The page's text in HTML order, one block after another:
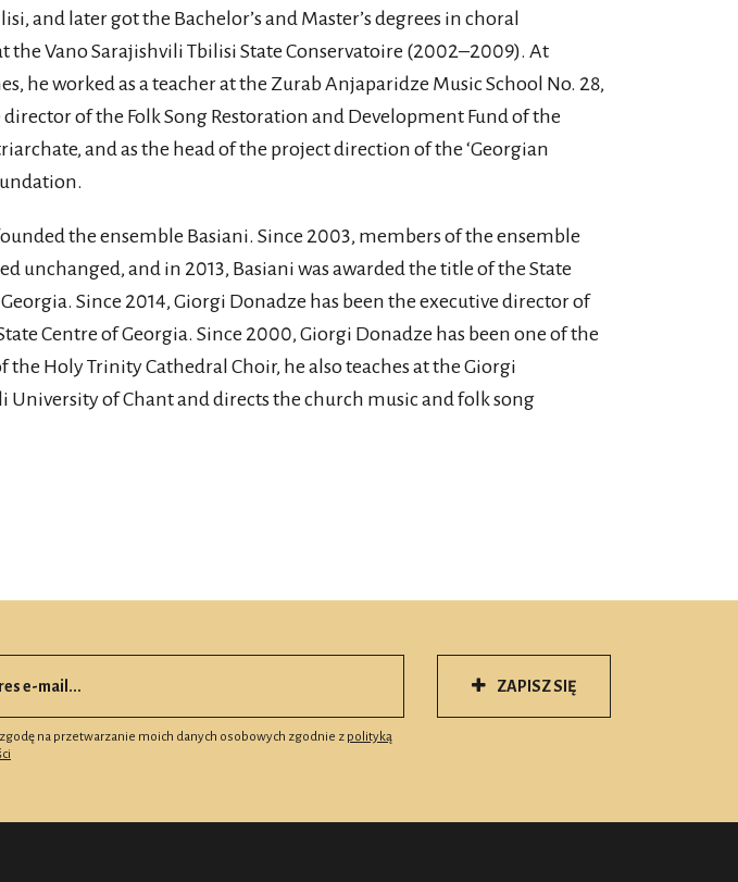
and later got the Bachelor’s and Master’s degrees in choral
the Vano Sarajishvili Tbilisi State Conservatoire (2002–2009). At
he worked as a teacher at the Zurab Anjaparidze Music School No. 28,
director of the Folk Song Restoration and Development Fund of the
and as the head of the project direction of the ‘Georgian
the ensemble Basiani. Since 2003, members of the ensemble
unchanged, and in 2013, Basiani was awarded the title of the State
Since 2014, Giorgi Donadze has been the executive director of
Centre of Georgia. Since 2000, Giorgi Donadze has been one of the
the Holy Trinity Cathedral Choir, he also teaches at the Giorgi
University of Chant and directs the church music and folk song
na przetwarzanie moich danych osobowych zgodnie z polityką
ZAPISZ SIĘ